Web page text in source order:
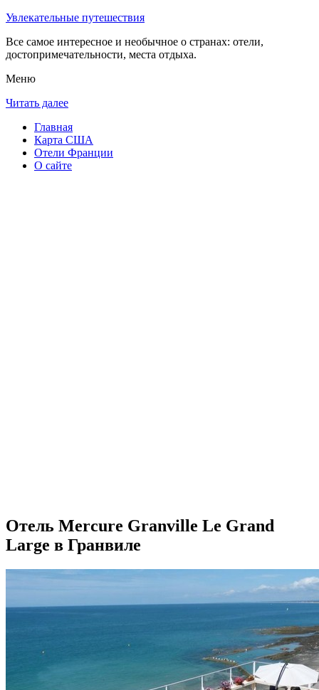
Увлекательные путешествия
Все самое интересное и необычное о странах: отели,
достопримечательности, места отдыха.
Меню
Читать далее
Главная
Карта США
Отели Франции
О сайте
Отель Mercure Granville Le Grand
Large в Гранвиле